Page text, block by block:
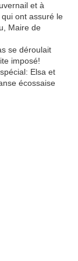
et à
ont assuré le
Maire de
se déroulait
imposé!
Elsa et
écossaise